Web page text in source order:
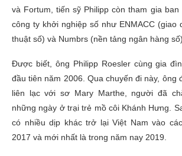
và Fortum, tiến sỹ Philipp còn tham gia
công ty khởi nghiệp số như ENMACC (giao
thuật số) và Numbrs (nền tảng ngân hàng số).
Được biết, ông Philipp Roesler cùng gia
đầu tiên năm 2006. Qua chuyến đi này, ông
liên lạc với sơ Mary Marthe, người đã
những ngày ở trại trẻ mồ côi Khánh Hưng.
có nhiều dịp khác trở lại Việt Nam vào
2017 và mới nhất là trong năm nay 2019.